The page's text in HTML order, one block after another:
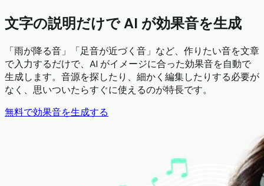
文字の説明だけで AI が効果音を生成
「雨が降る音」「足音が近づく音」など、作りたい音を文章
で入力するだけで、AI がイメージに合った効果音を自動で
生成します。音源を探したり、細かく編集したりする必要が
なく、思いついたらすぐに使えるのが特長です。
無料で効果音を生成する